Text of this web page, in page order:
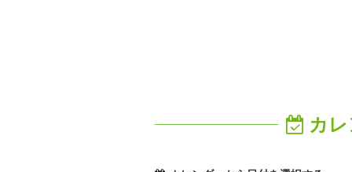
カ